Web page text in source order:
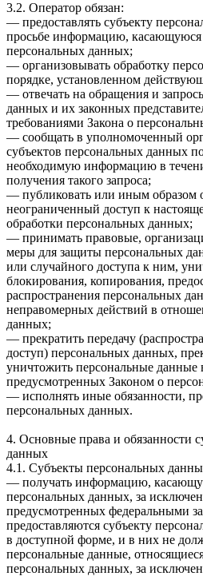
3.2. Оператор обязан:
— предоставлять субъекту
просьбе информацию, касающуюся
персональных данных;
— организовывать обработку
порядке, установленном
— отвечать на обращения и
данных и их законных
требованиями Закона о
— сообщать в уполномоченный
субъектов персональных данных
необходимую информацию в
получения такого запроса;
— публиковать или иным образом
неограниченный доступ к
обработки персональных данных;
— принимать правовые,
меры для защиты персональных
или случайного доступа к ним,
блокирования, копирования,
распространения персональных
неправомерных действий в
данных;
— прекратить передачу
доступ) персональных данных,
уничтожить персональные данные
предусмотренных Законом о
— исполнять иные обязанности,
персональных данных.
4. Основные права и обязанности
данных
4.1. Субъекты персональных
— получать информацию,
персональных данных, за
предусмотренных федеральными
предоставляются субъекту
в доступной форме, и в них не
персональные данные,
персональных данных, за